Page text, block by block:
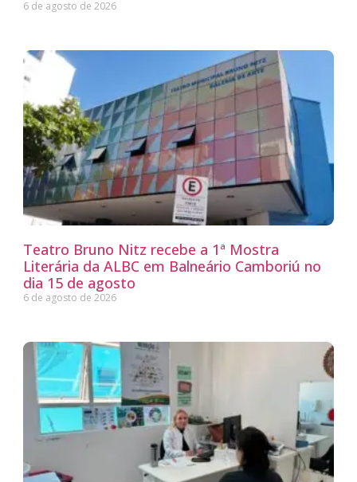
6 de agosto de 2026
Teatro Bruno Nitz recebe a 1ª Mostra
Literária da ALBC em Balneário Camboriú no
dia 15 de agosto
6 de agosto de 2026